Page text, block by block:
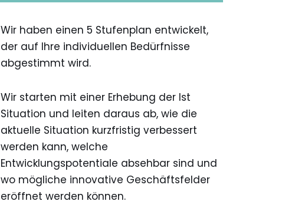
Wir haben einen 5 Stufenplan entwickelt,
der auf Ihre individuellen Bedürfnisse
abgestimmt wird.
Wir starten mit einer Erhebung der Ist
Situation und leiten daraus ab, wie die
aktuelle Situation kurzfristig verbessert
werden kann, welche
Entwicklungspotentiale absehbar sind und
wo mögliche innovative Geschäftsfelder
eröffnet werden können.